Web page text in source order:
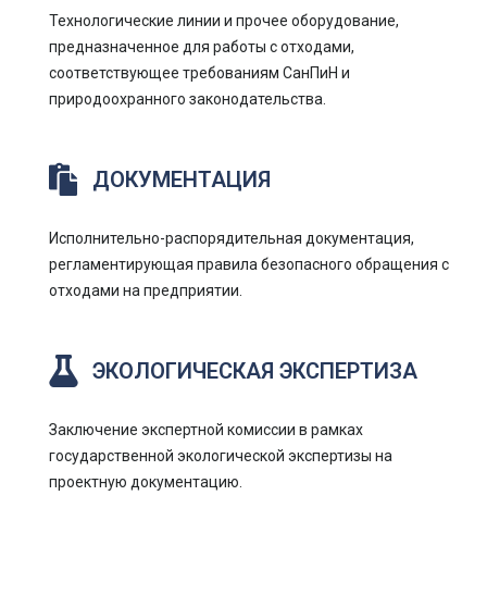
Технологические линии и прочее оборудование,
предназначенное для работы с отходами,
соответствующее требованиям СанПиН и
природоохранного законодательства.
ДОКУМЕНТАЦИЯ
Исполнительно-распорядительная документация,
регламентирующая правила безопасного обращения с
отходами на предприятии.
ЭКОЛОГИЧЕСКАЯ ЭКСПЕРТИЗА
Заключение экспертной комиссии в рамках
государственной экологической экспертизы на
проектную документацию.